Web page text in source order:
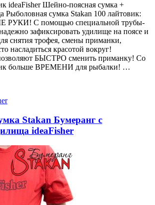
ideaFisher Шейно-поясная сумка +
Рыболовная сумка Stakan 100 лайтовик:
С помощью специальной трубы-
зафиксировать удилище на поясе и
снятия трофея, смены приманки,
насладиться красотой вокруг!
БЫСТРО сменить приманку! Со
больше ВРЕМЕНИ для рыбалки! …
Stakan Бумеранг с
ideaFisher